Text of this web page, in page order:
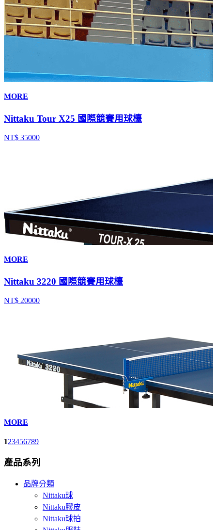
MORE
Nittaku Tour X25 國際競賽用球檯
NT$ 35000
MORE
Nittaku 3220 國際競賽用球檯
NT$ 20000
MORE
123456789
產品系列
品牌分類
Nittaku球
Nittaku膠皮
Nittaku球拍